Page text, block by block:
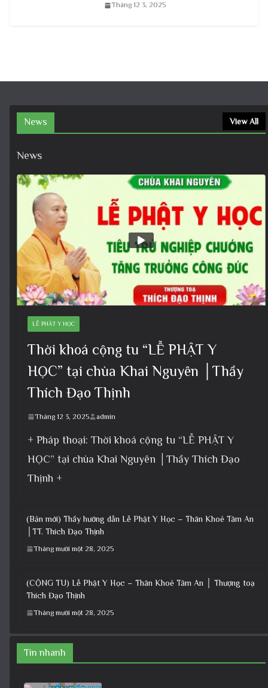
Tháng 12 3, 2025
News View All
News
LỄ PHẬT Y HỌC
Thời khoá cộng tu “LỄ PHẬT Y
HỌC” tại chùa Khai Nguyên │Thầy
Thích Đạo Thịnh
Tháng 12 3, 2025 admin
+ Pháp thoại: Thời khoá cộng tu “LỄ PHẬT Y
HỌC” tại chùa Khai Nguyên │Thầy Thích Đạo
Thịnh +
(Bản mới) Thầy hướng dẫn Lễ Phật Y Học – Thân Khoẻ Tâm An
│TT. Thích Đạo Thịnh
Tháng mười một 28, 2025
(CỘNG TU) Lễ Phật Y Học – Thân Khoẻ Tâm An │ Thượng toạ
Thích Đạo Thịnh
Tháng mười một 28, 2025
Tin nhanh